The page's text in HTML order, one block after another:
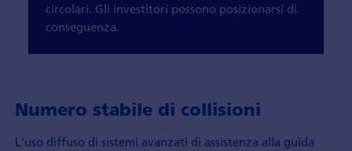
circolari. Gli investitori possono posizionarsi di
conseguenza.
Numero stabile di collisioni
L'uso diffuso di sistemi avanzati di assistenza alla guida